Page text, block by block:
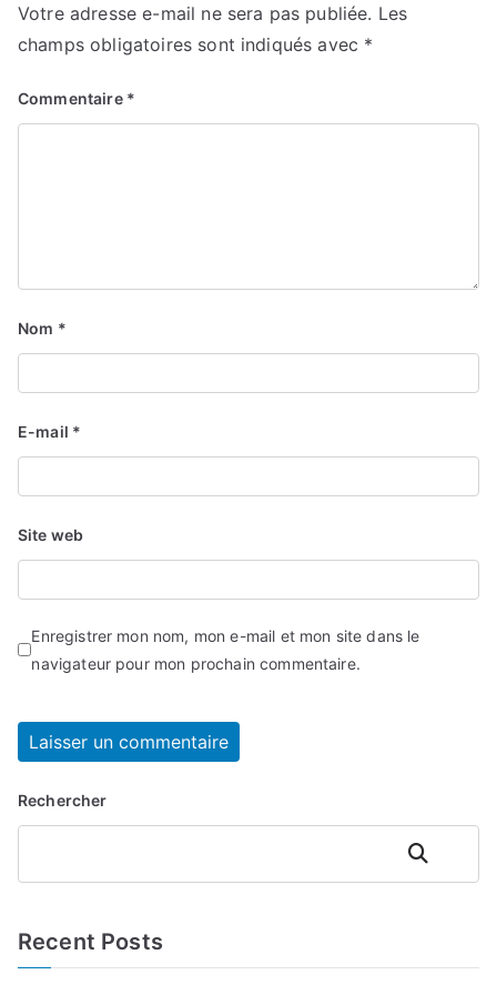
Votre adresse e-mail ne sera pas publiée. Les
champs obligatoires sont indiqués avec *
Commentaire *
Nom *
E-mail *
Site web
Enregistrer mon nom, mon e-mail et mon site dans le
navigateur pour mon prochain commentaire.
Rechercher
Rechercher
Recent Posts